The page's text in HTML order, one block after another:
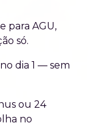
para AGU,
só.
dia 1 — sem
ou 24
no